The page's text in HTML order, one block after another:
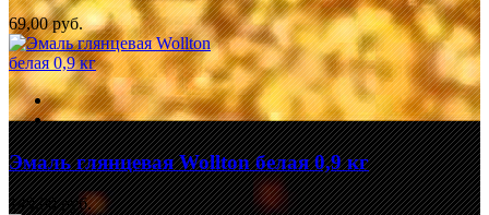
69,00 руб.
Эмаль глянцевая Wollton белая 0,9 кг
149,00 руб.